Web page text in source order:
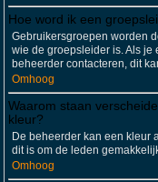
Hoe word ik een
Gebruikersgroepen worden
wie de groepsleider is. Als je
beheerder contacteren, dit
Omhoog
Waarom staan
kleur?
De beheerder kan een kleur
dit is om de leden
Omhoog